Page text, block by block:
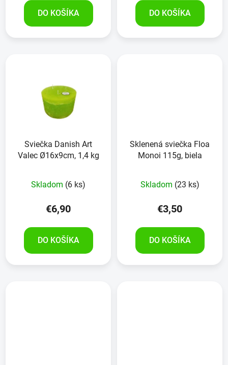
DO KOŠÍKA DO KOŠÍKA
Sviečka Danish Art
Valec Ø16x9cm, 1,4 kg
Skladom (6 ks)
€6,90
DO KOŠÍKA
Sklenená sviečka Floa
Monoi 115g, biela
Skladom (23 ks)
€3,50
DO KOŠÍKA